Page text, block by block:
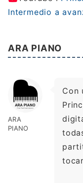
Intermedio a
ARA PIANO
ARA
PIANO
Con